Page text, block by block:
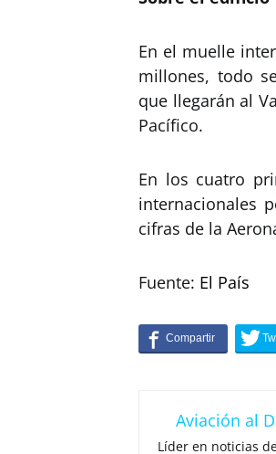
En el muelle
millones, todo
que llegarán al
Pacífico.
En los cuatro
internacionales
cifras de la
Fuente: El País
Aviación al
Líder en noticias